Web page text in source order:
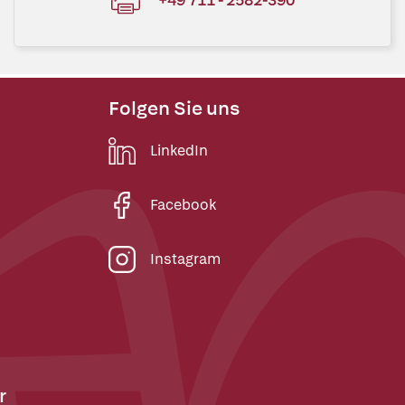
Folgen Sie uns
LinkedIn
Facebook
Instagram